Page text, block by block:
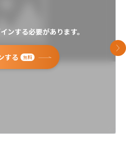
ンする必要があります。
する 無料
次